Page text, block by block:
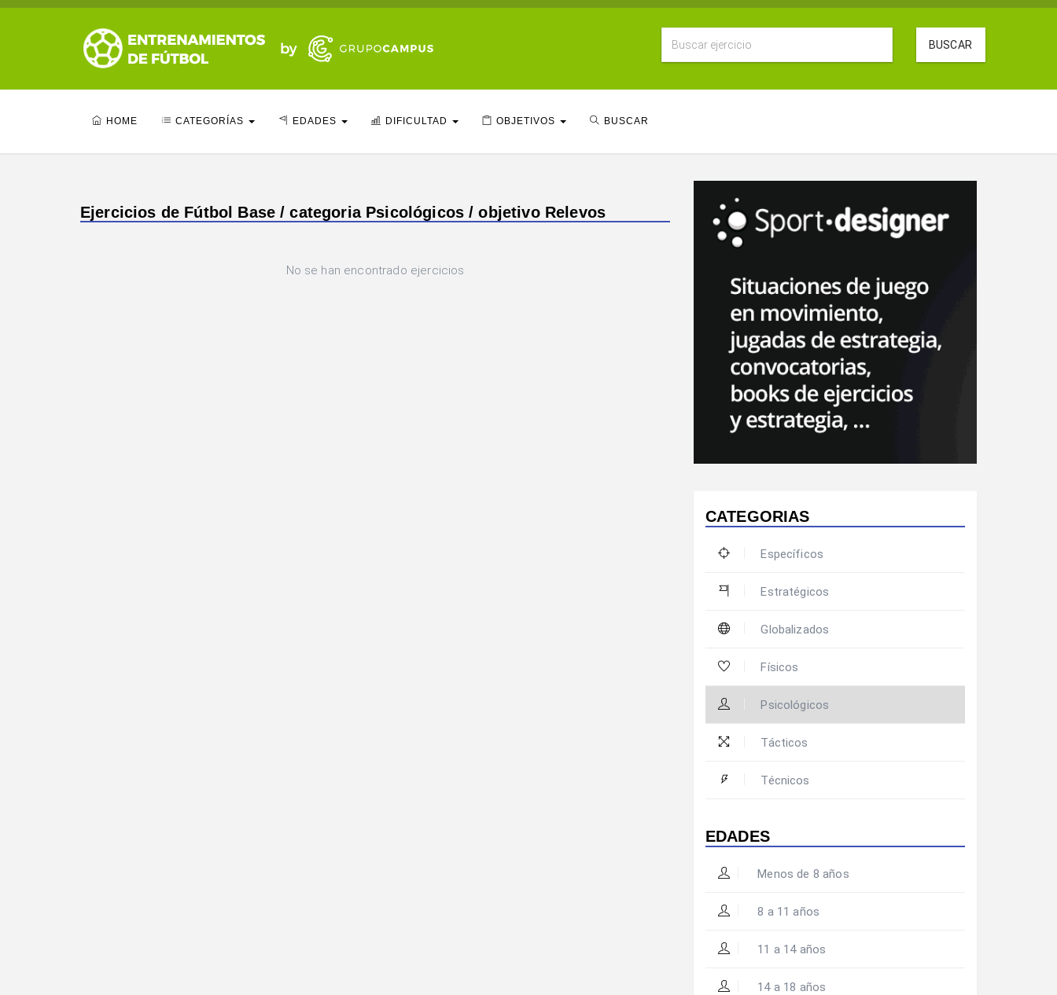
BUSCAR
HOME CATEGORÍAS EDADES DIFICULTAD OBJETIVOS BUSCAR
Ejercicios de Fútbol Base / categoria Psicológicos / objetivo Relevos
No se han encontrado ejercicios
CATEGORIAS
Específicos
Estratégicos
Globalizados
Físicos
Psicológicos
Tácticos
Técnicos
EDADES
Menos de 8 años
8 a 11 años
11 a 14 años
14 a 18 años